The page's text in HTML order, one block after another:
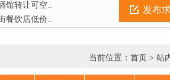
发布
馆转让可空..
餐饮店低价..
当前位置： 首页 > 站